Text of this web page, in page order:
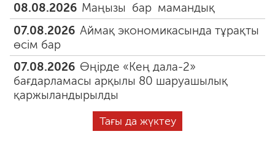
08.08.2026 Маңызы бар мамандық
07.08.2026 Аймақ экономикасында тұрақты
өсім бар
07.08.2026 Өңірде «Кең дала-2»
бағдарламасы арқылы 80 шаруашылық
қаржыландырылды
Тағы да жүктеу